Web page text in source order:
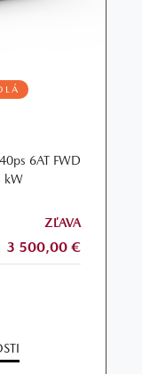
6AT FWD
kW
ZĽAVA
3 500,00 €